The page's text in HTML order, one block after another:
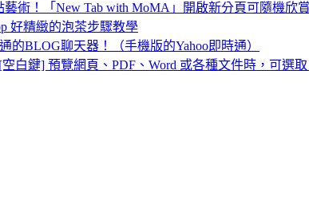
藝術！「New Tab with MoMA」開啟新分頁可隨機欣
好精緻的泡茶步驟教學
的BLOG聊天器！（手機版的Yahoo即時通）
空白鍵] 預覽網頁、PDF、Word 或各種文件時，可選